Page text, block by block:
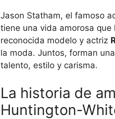
Jason Statham, el famoso
tiene una vida amorosa
reconocida modelo y actriz
la moda. Juntos, forman
talento, estilo y carisma.
La historia de
Huntington-